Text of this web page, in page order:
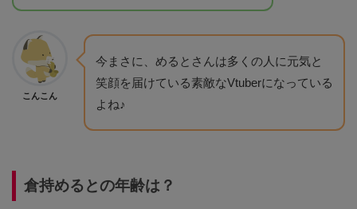
こんこん
今まさに、めるとさんは多くの人に元気と
笑顔を届けている素敵なVtuberになっている
よね♪
倉持めるとの年齢は？